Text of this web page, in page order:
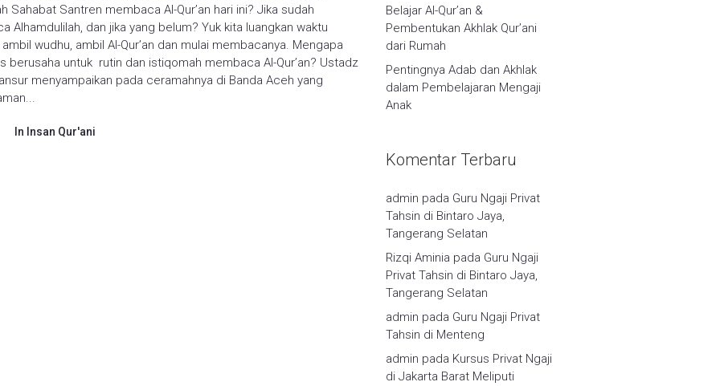
Sahabat Santren membaca Al-Qur’an hari ini? Jika sudah
Alhamdulilah, dan jika yang belum? Yuk kita luangkan waktu
wudhu, ambil Al-Qur’an dan mulai membacanya. Mengapa
berusaha untuk rutin dan istiqomah membaca Al-Qur’an? Ustadz
menyampaikan pada ceramahnya di Banda Aceh yang
In Insan Qur'ani
Belajar Al-Qur’an &
Pembentukan Akhlak Qur’ani
dari Rumah
Pentingnya Adab dan Akhlak
dalam Pembelajaran Mengaji
Anak
Komentar Terbaru
admin pada Guru Ngaji Privat
Tahsin di Bintaro Jaya,
Tangerang Selatan
Rizqi Aminia pada Guru Ngaji
Privat Tahsin di Bintaro Jaya,
Tangerang Selatan
admin pada Guru Ngaji Privat
Tahsin di Menteng
admin pada Kursus Privat Ngaji
di Jakarta Barat Meliputi